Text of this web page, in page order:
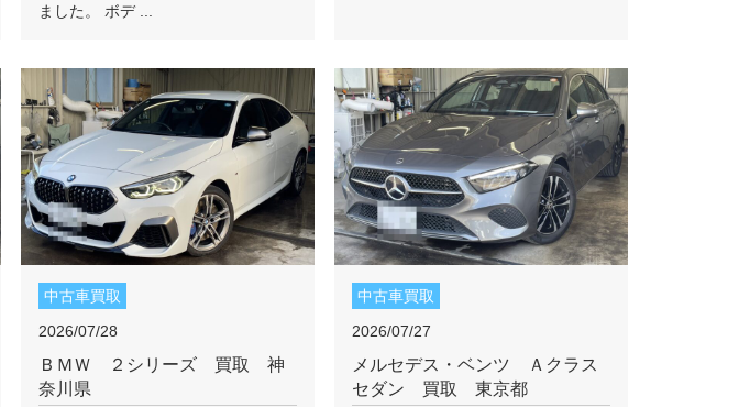
ました。 ボデ ...
中古車買取
2026/07/28
ＢＭＷ ２シリーズ 買取 神
奈川県
中古車買取
2026/07/27
メルセデス・ベンツ Ａクラス
セダン 買取 東京都